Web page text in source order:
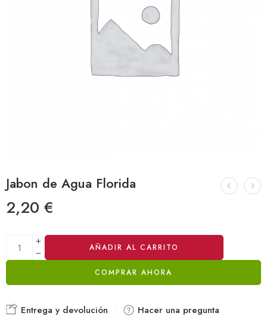
Jabon de Agua Florida
2,20 €
AÑADIR AL CARRITO
COMPRAR AHORA
Alternative:
Entrega y devolución Hacer una pregunta